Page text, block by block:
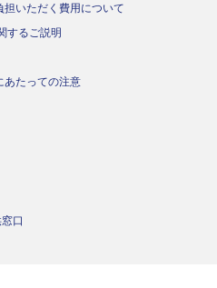
いただく費用について
するご説明
あたっての注意
口